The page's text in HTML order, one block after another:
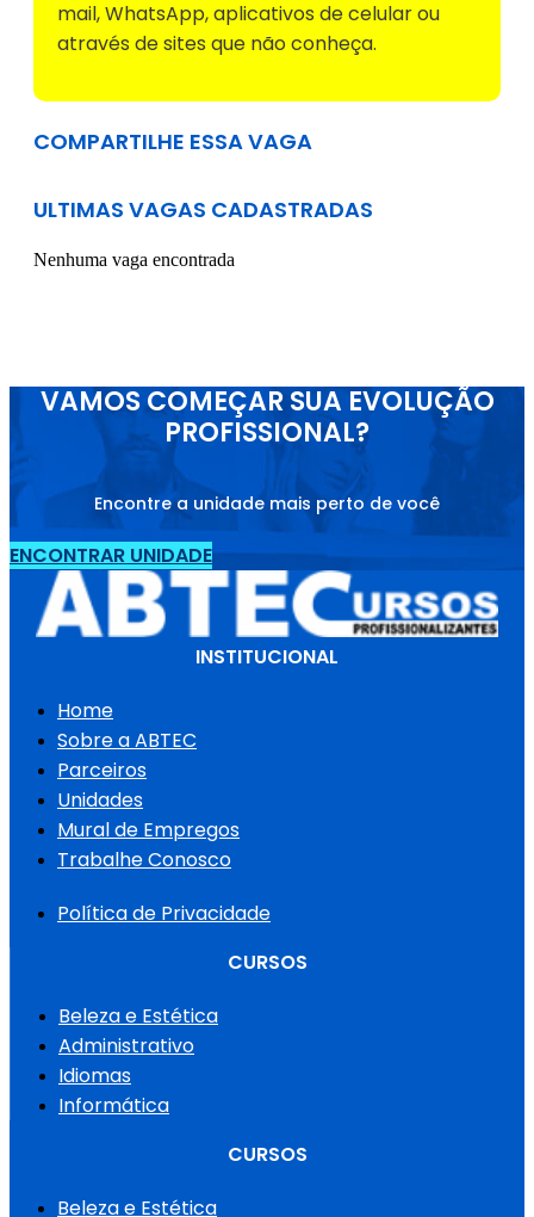
mail, WhatsApp, aplicativos de celular ou
através de sites que não conheça.
COMPARTILHE ESSA VAGA
ULTIMAS VAGAS CADASTRADAS
Nenhuma vaga encontrada
VAMOS COMEÇAR SUA EVOLUÇÃO
PROFISSIONAL?
Encontre a unidade mais perto de você
ENCONTRAR UNIDADE
INSTITUCIONAL
Home
Sobre a ABTEC
Parceiros
Unidades
Mural de Empregos
Trabalhe Conosco
Política de Privacidade
CURSOS
Beleza e Estética
Administrativo
Idiomas
Informática
CURSOS
Beleza e Estética